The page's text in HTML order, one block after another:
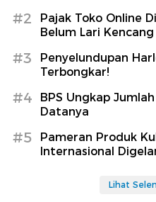
#2
Pajak Toko Online
Belum Lari Kencang
#3
Penyelundupan
Terbongkar!
#4
BPS Ungkap
Datanya
#5
Pameran Produk
Internasional
Lihat